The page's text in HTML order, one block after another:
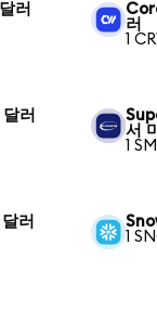
러
러
1
러
서
1
러
1